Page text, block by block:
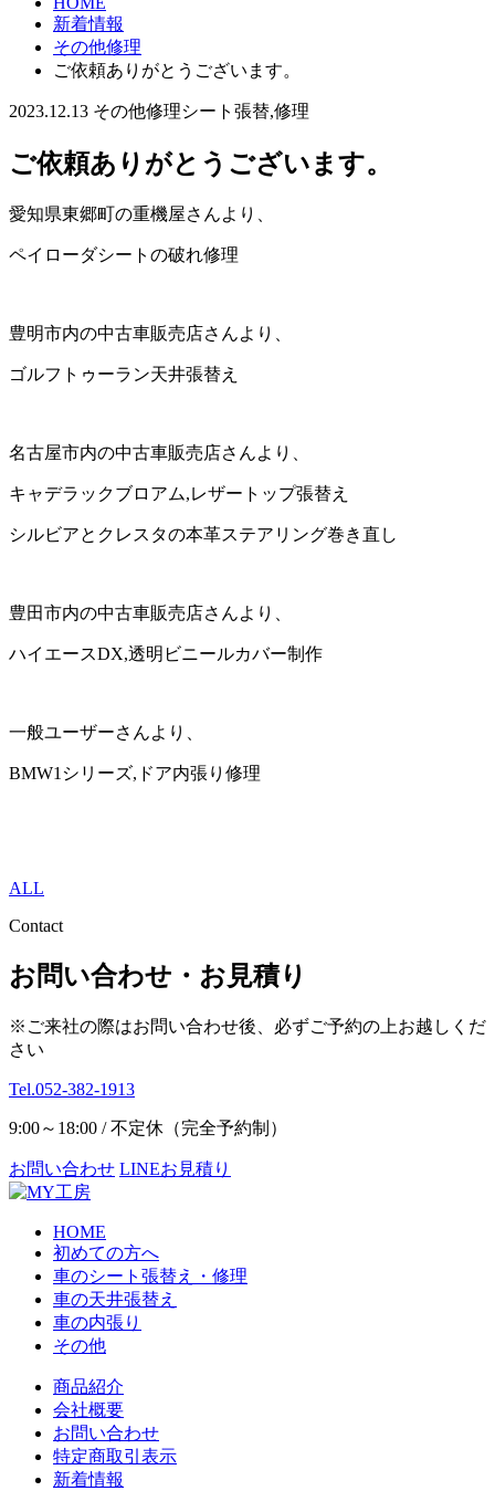
新着情報
その他修理
ご依頼ありがとうございます。
2023.12.13 その他修理シート張替,修理
ご依頼ありがとうございます。
愛知県東郷町の重機屋さんより、
ペイローダシートの破れ修理
豊明市内の中古車販売店さんより、
ゴルフトゥーラン天井張替え
名古屋市内の中古車販売店さんより、
キャデラックブロアム,レザートップ張替え
シルビアとクレスタの本革ステアリング巻き直し
豊田市内の中古車販売店さんより、
ハイエースDX,透明ビニールカバー制作
一般ユーザーさんより、
BMW1シリーズ,ドア内張り修理
ALL
Contact
お問い合わせ・お見積り
※ご来社の際はお問い合わせ後、必ずご予約の上お越しくだ
さい
Tel.052-382-1913
9:00～18:00 / 不定休（完全予約制）
お問い合わせ LINEお見積り
HOME
初めての方へ
車のシート張替え・修理
車の天井張替え
車の内張り
その他
商品紹介
会社概要
お問い合わせ
特定商取引表示
新着情報